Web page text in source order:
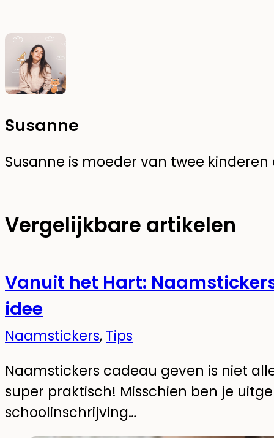
Susanne
Susanne is moeder van twee
Vergelijkbare artikelen
Vanuit het Hart:
idee
Naamstickers, Tips
Naamstickers cadeau geven is niet
super praktisch! Misschien ben je
schoolinschrijving…